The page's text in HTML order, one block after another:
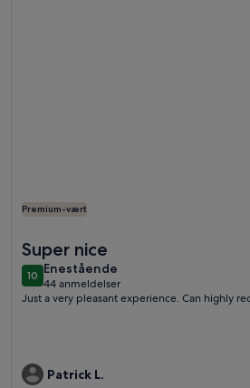
Premium-vært
Super nice
1010 ud af 10
Enestående
enestående
44 anmeldelser
(44
anmeldelser)
Just a very pleasant experience. Can highly
Patrick L.